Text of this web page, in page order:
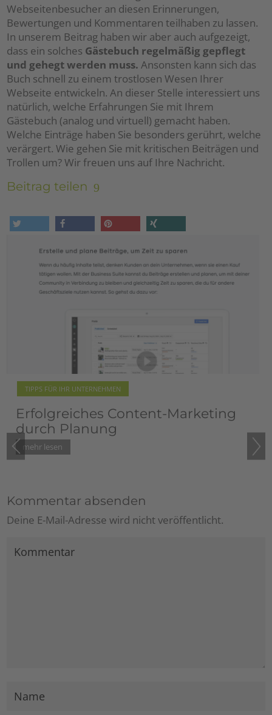
Webseitenbesucher an diesen Erinnerungen,
Bewertungen und Kommentaren teilhaben zu lassen.
In unserem Beitrag haben wir aber auch aufgezeigt,
dass ein solches Gästebuch regelmäßig gepflegt
und gehegt werden muss. Ansonsten kann sich das
Buch schnell zu einem trostlosen Wesen Ihrer
Webseite entwickeln. An dieser Stelle interessiert uns
natürlich, welche Erfahrungen Sie mit Ihrem
Gästebuch (analog und virtuell) gemacht haben.
Welche Einträge haben Sie besonders gerührt, welche
verärgert. Wie gehen Sie mit kritischen Beiträgen und
Trollen um? Wir freuen uns auf Ihre Nachricht.
Beitrag teilen
TIPPS FÜR IHR UNTERNEHMEN
Blogempfehlung: Rita Gollner
vom Pilsachhof
Kommentar absenden
Deine E-Mail-Adresse wird nicht veröffentlicht.